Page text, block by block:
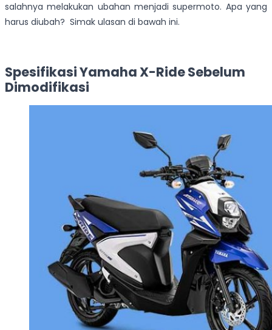
salahnya melakukan ubahan menjadi supermoto. Apa yang
harus diubah? Simak ulasan di bawah ini.
Spesifikasi Yamaha X-Ride Sebelum
Dimodifikasi